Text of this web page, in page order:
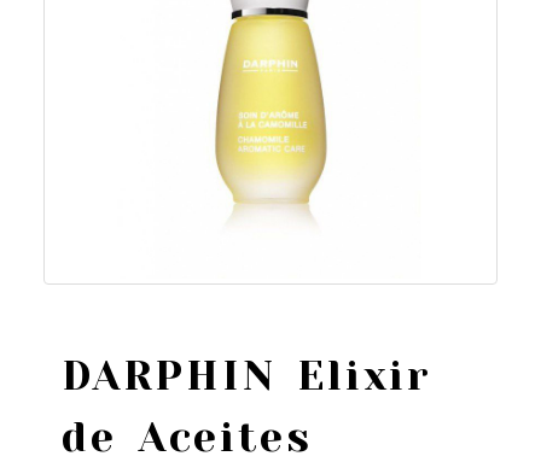
DARPHIN Elixir
de Aceites